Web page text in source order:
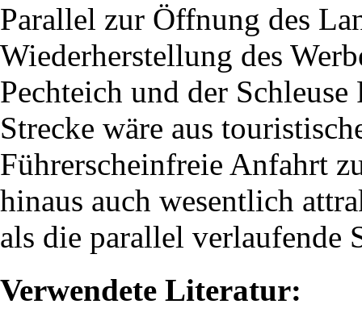
Parallel zur Öffnung des
Wiederherstellung des
Pechteich und der
Strecke wäre aus
Führerscheinfreie Anfahrt
hinaus auch wesentlich
als die parallel verlaufende
Verwendete Literatur: